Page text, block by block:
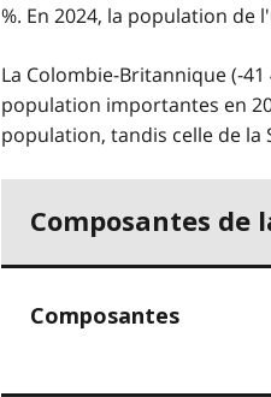
%. En 2024, la population de
La Colombie-Britannique (-
population importantes en
population, tandis celle de la
Composantes de
Composantes